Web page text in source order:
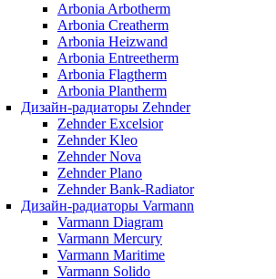
Arbonia Arbotherm
Arbonia Creatherm
Arbonia Heizwand
Arbonia Entreetherm
Arbonia Flagtherm
Arbonia Plantherm
Дизайн-радиаторы Zehnder
Zehnder Excelsior
Zehnder Kleo
Zehnder Nova
Zehnder Plano
Zehnder Bank-Radiator
Дизайн-радиаторы Varmann
Varmann Diagram
Varmann Mercury
Varmann Maritime
Varmann Solido